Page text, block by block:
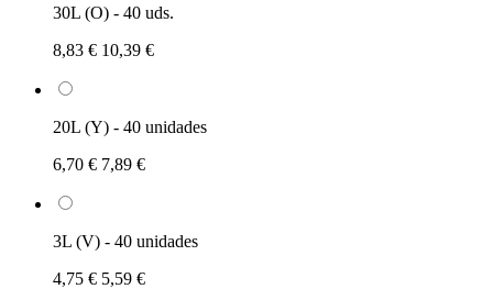
30L (O) - 40 uds.
8,83 € 10,39 €
20L (Y) - 40 unidades
6,70 € 7,89 €
3L (V) - 40 unidades
4,75 € 5,59 €